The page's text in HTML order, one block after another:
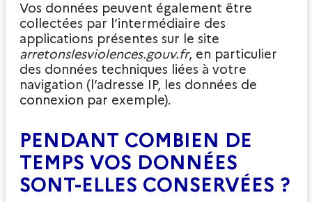
Vos données peuvent également être
collectées par l’intermédiaire des
applications présentes sur le site
arretonslesviolences.gouv.fr, en particulier
des données techniques liées à votre
navigation (l’adresse IP, les données de
connexion par exemple).
PENDANT COMBIEN DE
TEMPS VOS DONNÉES
SONT-ELLES CONSERVÉES ?